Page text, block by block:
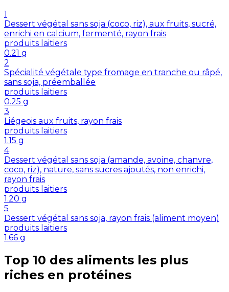
1
Dessert végétal sans soja (coco, riz), aux fruits, sucré,
enrichi en calcium, fermenté, rayon frais
produits laitiers
0.21 g
2
Spécialité végétale type fromage en tranche ou râpé,
sans soja, préemballée
produits laitiers
0.25 g
3
Liégeois aux fruits, rayon frais
produits laitiers
1.15 g
4
Dessert végétal sans soja (amande, avoine, chanvre,
coco, riz), nature, sans sucres ajoutés, non enrichi,
rayon frais
produits laitiers
1.20 g
5
Dessert végétal sans soja, rayon frais (aliment moyen)
produits laitiers
1.66 g
Top 10 des aliments les plus
riches en protéines